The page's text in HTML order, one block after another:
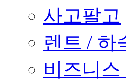
사고팔고
렌트 / 하
비즈니스